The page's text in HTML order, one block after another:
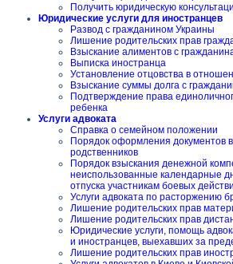
Получить юридическую
Юридические услуги для иностранцев
Развод с гражданином Украины
Лишение родительских прав
Взыскание алиментов с
Выписка иностранца
Установление отцовства в
Взыскание суммы долга с
Подтверждение права
ребенка
Услуги адвоката
Справка о семейном положении
Порядок оформления документов
родственников
Порядок взыскания денежной
неиспользованные календарные
отпуска участникам боевых
Услуги адвоката по расторжению
Лишение родительских прав
Лишение родительских прав
Юридические услуги, помощь
и иностранцев, выехавших за
Лишение родительских прав